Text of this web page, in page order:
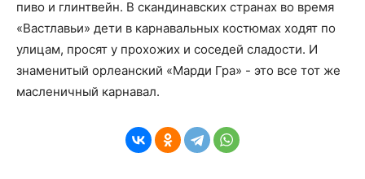
пиво и глинтвейн. В скандинавских странах во время
«Вастлавьи» дети в карнавальных костюмах ходят по
улицам, просят у прохожих и соседей сладости. И
знаменитый орлеанский «Марди Гра» - это все тот же
масленичный карнавал.